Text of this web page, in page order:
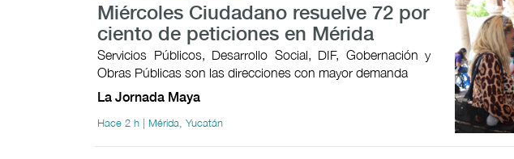
Miércoles Ciudadano resuelve 72 por
ciento de peticiones en Mérida
Servicios Públicos, Desarrollo Social, DIF, Gobernación y
Obras Públicas son las direcciones con mayor demanda
La Jornada Maya
Hace 2 h | Mérida, Yucatán